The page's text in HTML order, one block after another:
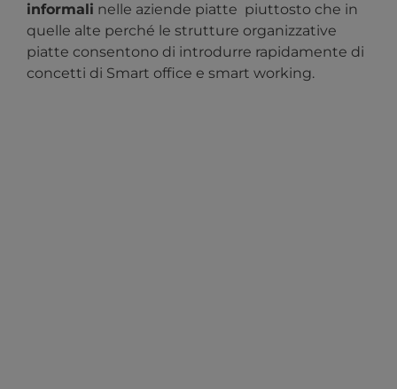
informali nelle aziende piatte piuttosto che in
quelle alte perché le strutture organizzative
piatte consentono di introdurre rapidamente di
concetti di Smart office e smart working.